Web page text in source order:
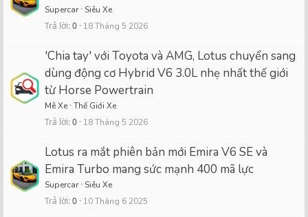
Supercar Siêu Xe
Trả lời 0 18 Tháng 5 2026
'Chia tay' với Toyota và AMG, Lotus chuyển sang
dùng động cơ Hybrid V6 3.0L nhẹ nhất thế giới
từ Horse Powertrain
Mê Xe Thế Giới Xe
Trả lời 0 18 Tháng 5 2026
Lotus ra mắt phiên bản mới Emira V6 SE và
Emira Turbo mang sức mạnh 400 mã lực
Supercar Siêu Xe
Trả lời 0 10 Tháng 6 2025